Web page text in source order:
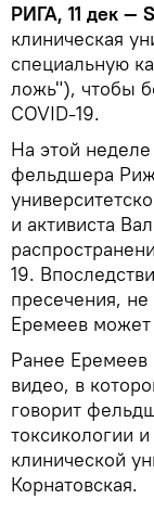
РИГА, 11 дек —
клиническая
специальную
ложь"), чтобы
COVID-19.
На этой
фельдшера
и активиста
19.
пресечения,
Еремеев может
Ранее Еремеев
видео, в
говорит
токсикологии
клинической
Корнатовская.